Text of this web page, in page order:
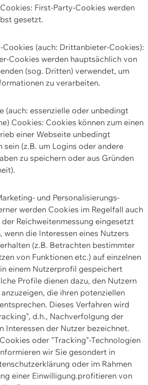
First-Party-Cookies werden
gesetzt.
Cookies (auch: Drittanbieter-Cookies):
Cookies werden hauptsächlich von
(sog. Dritten) verwendet, um
zu verarbeiten.
(auch: essenzielle oder unbedingt
Cookies: Cookies können zum einen
einer Webseite unbedingt
sein (z.B. um Logins oder andere
zu speichern oder aus Gründen
und Personalisierungs-
werden Cookies im Regelfall auch
der Reichweitenmessung eingesetzt
wenn die Interessen eines Nutzers
(z.B. Betrachten bestimmter
von Funktionen etc.) auf einzelnen
einem Nutzerprofil gespeichert
Profile dienen dazu, den Nutzern
die ihren potenziellen
Dieses Verfahren wird
d.h., Nachverfolgung der
Interessen der Nutzer bezeichnet.
oder "Tracking"-Technologien
wir Sie gesondert in
oder im Rahmen
einer Einwilligung.profitieren von